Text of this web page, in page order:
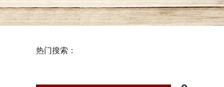
热门搜索：